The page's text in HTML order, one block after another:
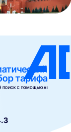
тарифа
ПОИСК С ПОМОЩЬЮ AI